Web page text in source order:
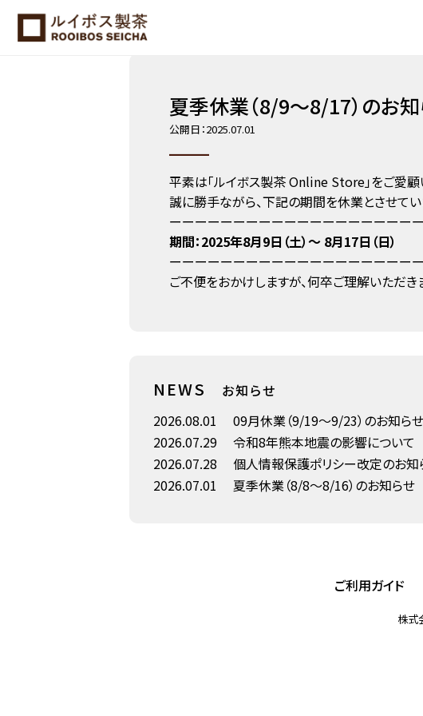
ホーム NEWS 夏季休業（8/9～8/17）のお知らせ
夏季休業（8/9～8/17）のお
公開日：2025.07.01
平素は「ルイボス製茶 Online Store」をご愛顧
誠に勝手ながら、下記の期間を休業とさせてい
ーーーーーーーーーーーーーーーーーーー
期間：2025年8月9日（土）〜 8月17日（日）
ーーーーーーーーーーーーーーーーーーー
ご不便をおかけしますが、何卒ご理解いただき
NEWS お知らせ
2026.08.01
09月休業（9/19～9/23）のお知らせ
2026.07.29
令和8年熊本地震の影響について
2026.07.28
個人情報保護ポリシー改定のお知
2026.07.01
夏季休業（8/8～8/16）のお知らせ
ご利用ガイド
株式